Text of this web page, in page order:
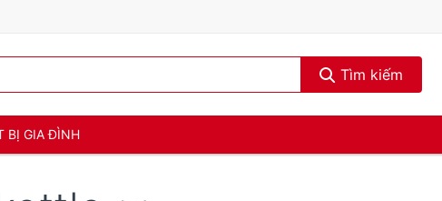
Tìm kiếm
BỊ GIA ĐÌNH